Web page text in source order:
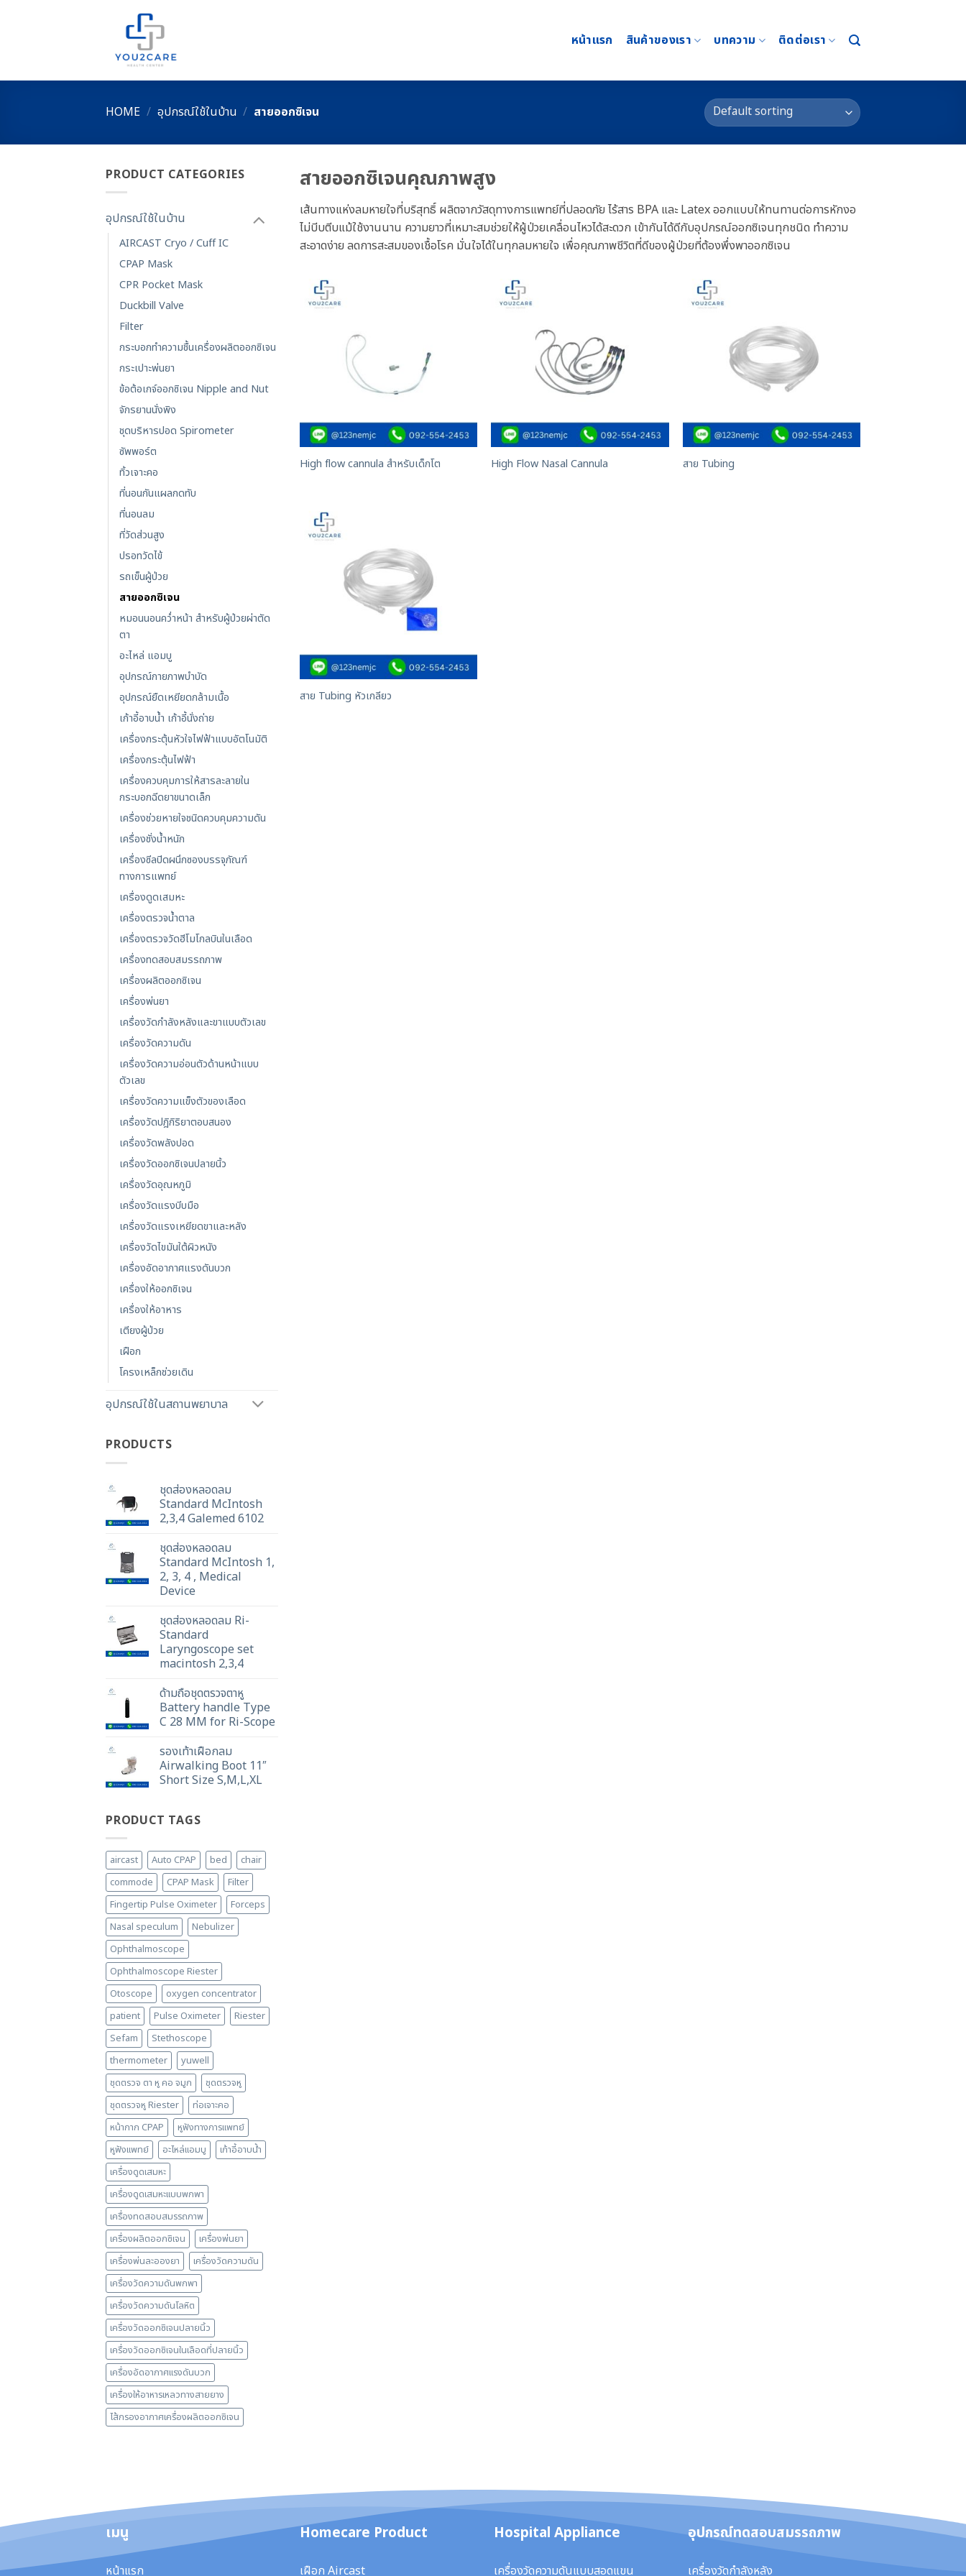
หน้าแรก สินค้าของเรา บทความ ติดต่อเรา
HOME / อุปกรณ์ใช้ในบ้าน / สายออกซิเจน
PRODUCT CATEGORIES
อุปกรณ์ใช้ในบ้าน
AIRCAST Cryo / Cuff IC
CPAP Mask
CPR Pocket Mask
Duckbill Valve
Filter
กระบอกทำความชื้นเครื่องผลิตออกซิเจน
กระเปาะพ่นยา
ข้อต้อเกจ์ออกซิเจน Nipple and Nut
จักรยานนั่งพิง
ชุดบริหารปอด Spirometer
ซัพพอร์ต
ทิ้วเจาะคอ
ที่นอนกันแผลกดทับ
ที่นอนลม
ที่วัดส่วนสูง
ปรอทวัดไข้
รถเข็นผู้ป่วย
สายออกซิเจน
หมอนนอนคว่ำหน้า สำหรับผู้ป่วยผ่าตัด
ตา
อะไหล่ แอมบู
อุปกรณ์กายภาพบำบัด
อุปกรณ์ยืดเหยียดกล้ามเนื้อ
เก้าอี้อาบน้ำ เก้าอี้นั่งถ่าย
เครื่องกระตุ้นหัวใจไฟฟ้าแบบอัตโนมัติ
เครื่องกระตุ้นไฟฟ้า
เครื่องควบคุมการให้สารละลายใน
กระบอกฉีดยาขนาดเล็ก
เครื่องช่วยหายใจชนิดควบคุมความดัน
เครื่องชั่งน้ำหนัก
เครื่องซีลปิดผนึกซองบรรจุภัณฑ์
ทางการแพทย์
เครื่องดูดเสมหะ
เครื่องตรวจน้ำตาล
เครื่องตรวจวัดฮีโมโกลบินในเลือด
เครื่องทดสอบสมรรถภาพ
เครื่องผลิตออกซิเจน
เครื่องพ่นยา
เครื่องวัดกำลังหลังและขาแบบตัวเลข
เครื่องวัดความดัน
เครื่องวัดความอ่อนตัวด้านหน้าแบบ
ตัวเลข
เครื่องวัดความแข็งตัวของเลือด
เครื่องวัดปฎิกิริยาตอบสนอง
เครื่องวัดพลังปอด
เครื่องวัดออกซิเจนปลายนิ้ว
เครื่องวัดอุณหภูมิ
เครื่องวัดแรงบีบมือ
เครื่องวัดแรงเหยียดขาและหลัง
เครื่องวัดไขมันใต้ผิวหนัง
เครื่องอัดอากาศแรงดันบวก
เครื่องให้ออกซิเจน
เครื่องให้อาหาร
เตียงผู้ป่วย
เฝือก
โครงเหล็กช่วยเดิน
อุปกรณ์ใช้ในสถานพยาบาล
PRODUCTS
ชุดส่องหลอดลม
Standard McIntosh
2,3,4 Galemed 6102
ชุดส่องหลอดลม
Standard McIntosh 1,
2, 3, 4 , Medical
Device
ชุดส่องหลอดลม Ri-
Standard
Laryngoscope set
macintosh 2,3,4
ด้ามถือชุดตรวจตาหู
Battery handle Type
C 28 MM for Ri-Scope
รองเท้าเฝือกลม
Airwalking Boot 11″
Short Size S,M,L,XL
PRODUCT TAGS
aircast Auto CPAP bed
chair
commode
CPAP Mask
Filter
Fingertip Pulse Oximeter
Forceps
Nasal speculum
Nebulizer
Ophthalmoscope
Ophthalmoscope Riester
Otoscope
oxygen concentrator
patient
Pulse Oximeter
Riester
Sefam
Stethoscope
thermometer
yuwell
ชุดตรวจ ตา หู คอ จมูก
ชุดตรวจหู
ชุดตรวจหู Riester
ท่อเจาะคอ
หน้ากาก CPAP
หูฟังทางการแพทย์
หูฟังแพทย์
อะไหล่แอมบู
เก้าอี้อาบน้ำ
เครื่องดูดเสมหะ
เครื่องดูดเสมหะแบบพกพา
เครื่องทดสอบสมรรถภาพ
เครื่องผลิตออกซิเจน
เครื่องพ่นยา
เครื่องพ่นละอองยา
เครื่องวัดความดัน
เครื่องวัดความดันพกพา
เครื่องวัดความดันโลหิต
เครื่องวัดออกซิเจนปลายนิ้ว
เครื่องวัดออกซิเจนในเลือดที่ปลายนิ้ว
เครื่องอัดอากาศแรงดันบวก
เครื่องให้อาหารเหลวทางสายยาง
ไส้กรองอากาศเครื่องผลิตออกซิเจน
สายออกซิเจนคุณภาพสูง
เส้นทางแห่งลมหายใจที่บริสุทธิ์ ผลิตจากวัสดุทางการแพทย์ที่ปลอดภัย ไร้สาร BPA และ Latex ออกแบบให้ทนทานต่อการหักงอ
ไม่บีบตีบแม้ใช้งานนาน ความยาวที่เหมาะสมช่วยให้ผู้ป่วยเคลื่อนไหวได้สะดวก เข้ากันได้ดีกับอุปกรณ์ออกซิเจนทุกชนิด ทำความ
สะอาดง่าย ลดการสะสมของเชื้อโรค มั่นใจได้ในทุกลมหายใจ เพื่อคุณภาพชีวิตที่ดีของผู้ป่วยที่ต้องพึ่งพาออกซิเจน
High flow cannula สำหรับเด็กโต High Flow Nasal Cannula สาย Tubing
สาย Tubing หัวเกลียว
เมนู
หน้าแรก
Homecare Product
เฝือก Aircast
Hospital Appliance
เครื่องวัดความดันแบบสอดแขน
อุปกรณ์ทดสอบสมรรถภาพ
เครื่องวัดกำลังหลัง